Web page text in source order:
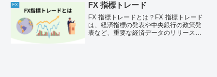
足の要素である「始値・終値・高値・安
値」を基に値動きの1例...
FX FX 指標トレード
FX 指標トレードとは？FX 指標トレード
は、経済指標の発表や中央銀行の政策発
表など、重要な経済データのリリースタ